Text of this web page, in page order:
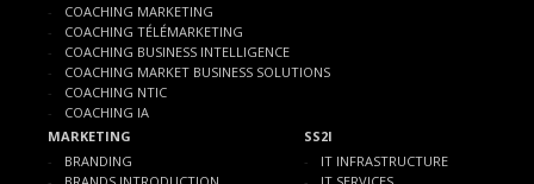
COACHING MARKETING
COACHING TÉLÉMARKETING
COACHING BUSINESS INTELLIGENCE
COACHING MARKET BUSINESS SOLUTIONS
COACHING NTIC
COACHING IA
MARKETING
BRANDING
SS2I
IT INFRASTRUCTURE